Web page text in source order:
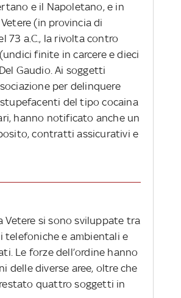
e il Napoletano, e in
(in provincia di
73 a.C., la rivolta contro
finite in carcere e dieci
Gaudio. Ai soggetti
per delinquere
del tipo cocaina
hanno notificato anche un
contratti assicurativi e
Vetere si sono sviluppate tra
telefoniche e ambientali e
Le forze dell’ordine hanno
delle diverse aree, oltre che
quattro soggetti in